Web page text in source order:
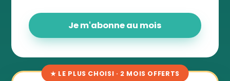
Je m'abonne au mois
★ LE PLUS CHOISI · 2 MOIS OFFERTS